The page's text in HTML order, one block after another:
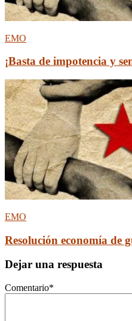
EMO
¡Basta de impotencia y
EMO
Resolución economía de
Dejar una respuesta
Comentario*